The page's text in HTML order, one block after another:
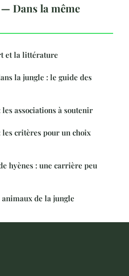
Dans la même
et la littérature
la jungle : le guide des
associations à soutenir
les critères pour un choix
hyènes : une carrière peu
de la jungle